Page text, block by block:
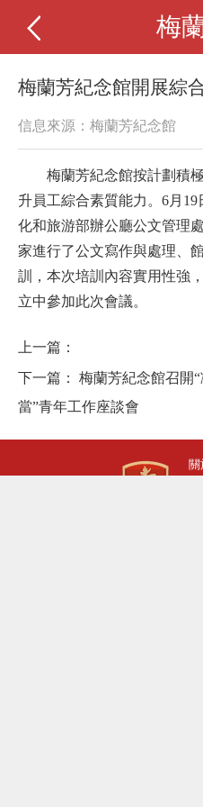
梅
梅蘭芳紀念館開展綜
信息來源：梅蘭芳紀念館
梅蘭芳紀念館按計劃積極
升員工綜合素質能力。6月19
化和旅游部辦公廳公文管理
家進行了公文寫作與處理、
訓，本次培訓內容實用性強
立中參加此次會議。
上一篇：
下一篇： 梅蘭芳紀念館召開
當”青年工作座談會